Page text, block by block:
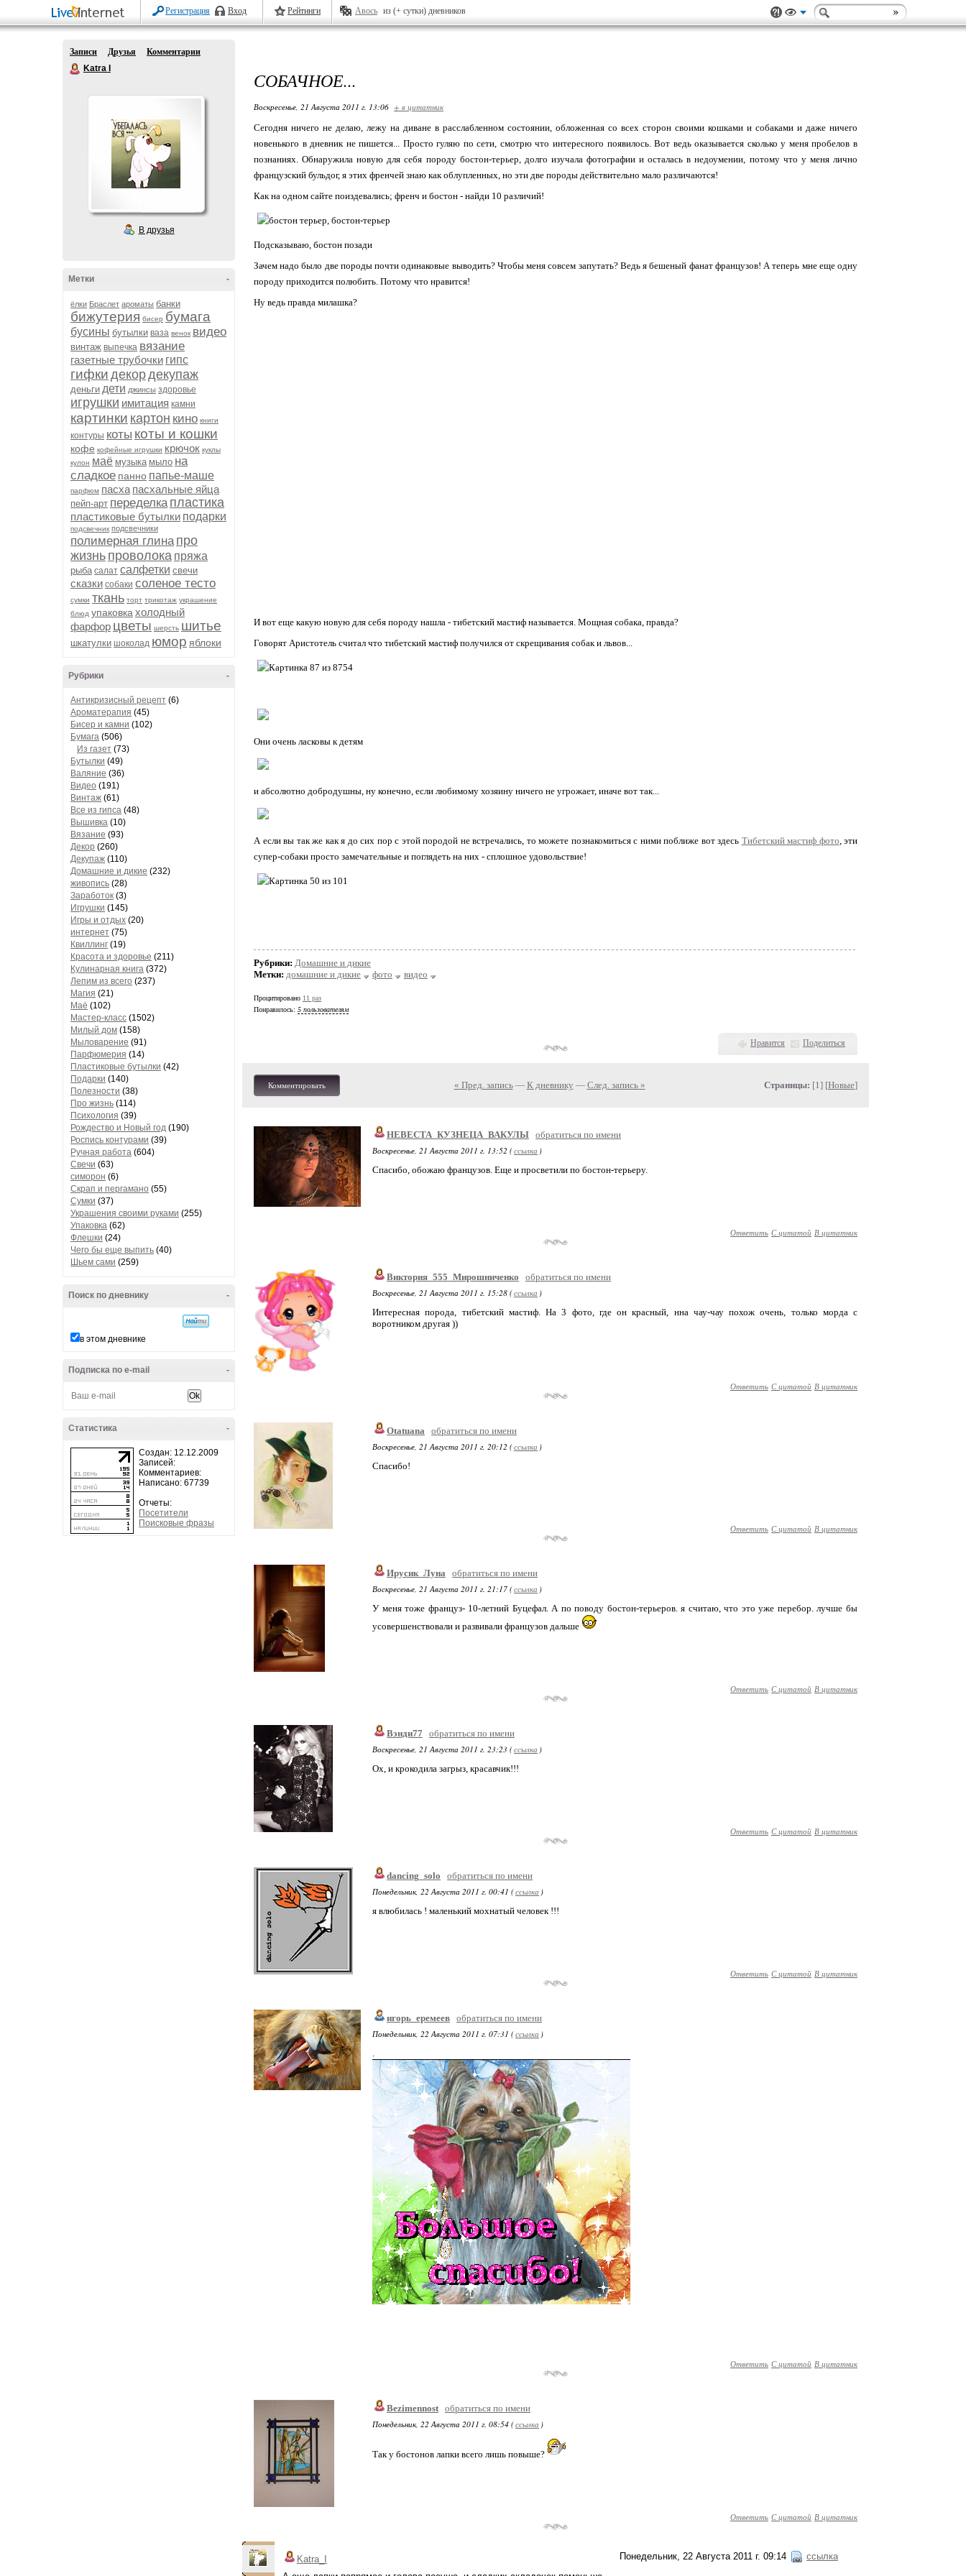
Регистрация Вход Рейтинги Авось из (+ сутки) дневников
Записи Друзья
Комментарии
Katra I
В друзья
-
Метки
ёлки Браслет ароматы банки
бижутерия бисер бумага
бусины бутылки ваза венок видео
винтаж выпечка вязание
газетные трубочки гипс
гифки декордекупаж
деньги дети джинсы здоровье
игрушки имитация камни
картинки картон кино книги
контуры коты коты и кошки
кофе кофейные игрушки крючок куклы
кулон маё музыка мыло на
сладкое панно папье-маше
парфюм пасха пасхальные яйца
пейп-арт переделка пластика
пластиковые бутылки подарки
подсвечник подсвечники
полимерная глина про
жизнь проволока пряжа
рыба салат салфетки свечи
сказки собаки соленое тесто
сумки ткань торт трикотаж украшение
блюд упаковка холодный
фарфор цветы шерсть шитье
шкатулки шоколад юмор яблоки
-
Рубрики
Антикризисный рецепт (6)
Ароматерапия (45)
Бисер и камни (102)
Бумага (506)
Из газет (73)
Бутылки (49)
Валяние (36)
Видео (191)
Винтаж (61)
Все из гипса (48)
Вышивка (10)
Вязание (93)
Декор (260)
Декупаж (110)
Домашние и дикие (232)
живопись (28)
Заработок (3)
Игрушки (145)
Игры и отдых (20)
интернет (75)
Квиллинг (19)
Красота и здоровье (211)
Кулинарная книга (372)
Лепим из всего (237)
Магия (21)
Маё (102)
Мастер-класс (1502)
Милый дом (158)
Мыловарение (91)
Парфюмерия (14)
Пластиковые бутылки (42)
Подарки (140)
Полезности (38)
Про жизнь (114)
Психология (39)
Рождество и Новый год (190)
Роспись контурами (39)
Ручная работа (604)
Свечи (63)
симорон (6)
Скрап и пергамано (55)
Сумки (37)
Украшения своими руками (255)
Упаковка (62)
Флешки (24)
Чего бы еще выпить (40)
Шьем сами (259)
-
Поиск по дневнику
в этом дневнике
-
Подписка по e-mail
-
Статистика
Создан: 12.12.2009
Записей:
Комментариев:
Написано: 67739
Отчеты:
Посетители
Поисковые фразы
СОБАЧНОЕ...
Воскресенье, 21 Августа 2011 г. 13:06 + в цитатник
Сегодня ничего не делаю, лежу на диване в расслабленном состоянии, обложенная со всех сторон своими кошками и собаками и даже ничего
новенького в дневник не пишется... Просто гуляю по сети, смотрю что интересного появилось. Вот ведь оказывается сколько у меня пробелов в
познаниях. Обнаружила новую для себя породу бостон-терьер, долго изучала фотографии и осталась в недоумении, потому что у меня лично
французский бульдог, я этих френчей знаю как облупленных, но эти две породы действительно мало различаются!
Как на одном сайте поиздевались; френч и бостон - найди 10 различий!
Подсказываю, бостон позади
Зачем надо было две породы почти одинаковые выводить? Чтобы меня совсем запутать? Ведь я бешеный фанат французов! А теперь мне еще одну
породу приходится полюбить. Потому что нравится!
Ну ведь правда милашка?
И вот еще какую новую для себя породу нашла - тибетский мастиф называется. Мощная собака, правда?
Говорят Аристотель считал что тибетский мастиф получился от скрещивания собак и львов...
Они очень ласковы к детям
и абсолютно добродушны, ну конечно, если любимому хозяину ничего не угрожает, иначе вот так...
А если вы так же как я до сих пор с этой породой не встречались, то можете познакомиться с ними поближе вот здесь Тибетский мастиф фото, эти
супер-собаки просто замечательные и поглядеть на них - сплошное удовольствие!
Рубрики: Домашние и дикие
Метки: домашние и дикие фото видео
Процитировано 11 раз
Понравилось: 5 пользователям
Нравится Поделиться
Комментировать « Пред. запись— К дневнику — След. запись » Страницы: [1] [Новые]
НЕВЕСТА_КУЗНЕЦА_ВАКУЛЫ обратиться по имени
Воскресенье, 21 Августа 2011 г. 13:52 (ссылка )
Спасибо, обожаю французов. Еще и просветили по бостон-терьеру.
Ответить С цитатой В цитатник
Виктория_555_Мирошниченко
обратиться по имени
Воскресенье, 21 Августа 2011 г. 15:28 (ссылка )
Интересная порода, тибетский мастиф. На 3 фото, где он красный, нна чау-чау похож очень, только морда с
воротником другая ))
Ответить С цитатой В цитатник
Otatuana
обратиться по имени
Воскресенье, 21 Августа 2011 г. 20:12 (ссылка )
Спасибо!
Ответить С цитатой В цитатник
Ирусик_Луна
обратиться по имени
Воскресенье, 21 Августа 2011 г. 21:17 (ссылка )
У меня тоже француз- 10-летний Буцефал. А по поводу бостон-терьеров. я считаю, что это уже перебор. лучше бы
усовершенствовали и развивали французов дальше
Ответить С цитатой В цитатник
Вэнди77
обратиться по имени
Воскресенье, 21 Августа 2011 г. 23:23 (ссылка )
Ох, и крокодила загрыз, красавчик!!!
Ответить С цитатой В цитатник
dancing_solo
обратиться по имени
Понедельник, 22 Августа 2011 г. 00:41 (ссылка )
я влюбилась ! маленький мохнатый человек !!!
Ответить С цитатой В цитатник
игорь_еремеев обратиться по имени
Понедельник, 22 Августа 2011 г. 07:31 (ссылка )
.
Ответить С цитатой В цитатник
Bezimennost обратиться по имени
Понедельник, 22 Августа 2011 г. 08:54 (ссылка )
Так у бостонов лапки всего лишь повыше?
Ответить С цитатой В цитатник
Понедельник, 22 Августа 2011 г. 09:14 ссылка
Katra_I